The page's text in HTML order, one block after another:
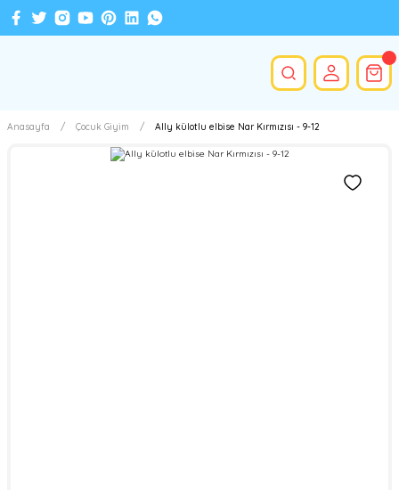
Anasayfa Çocuk Giyim Ally külotlu elbise Nar Kırmızısı - 9-12